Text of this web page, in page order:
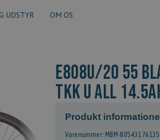
UDSTYR OM OS
E808U/20 55
TKK U ALL
Produkt
Varenummer: MBM-